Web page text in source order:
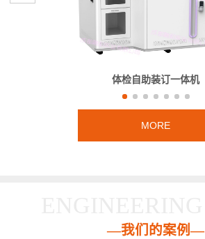
体检自助装订一体机
MORE
—我们的案例—